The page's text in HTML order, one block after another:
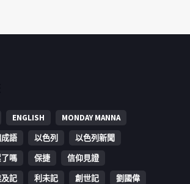
ENGLISH
MONDAY MANNA
語
以色列
以色列新聞
嗎
保捷
信仰見證
記
利未記 創世記
劉國偉